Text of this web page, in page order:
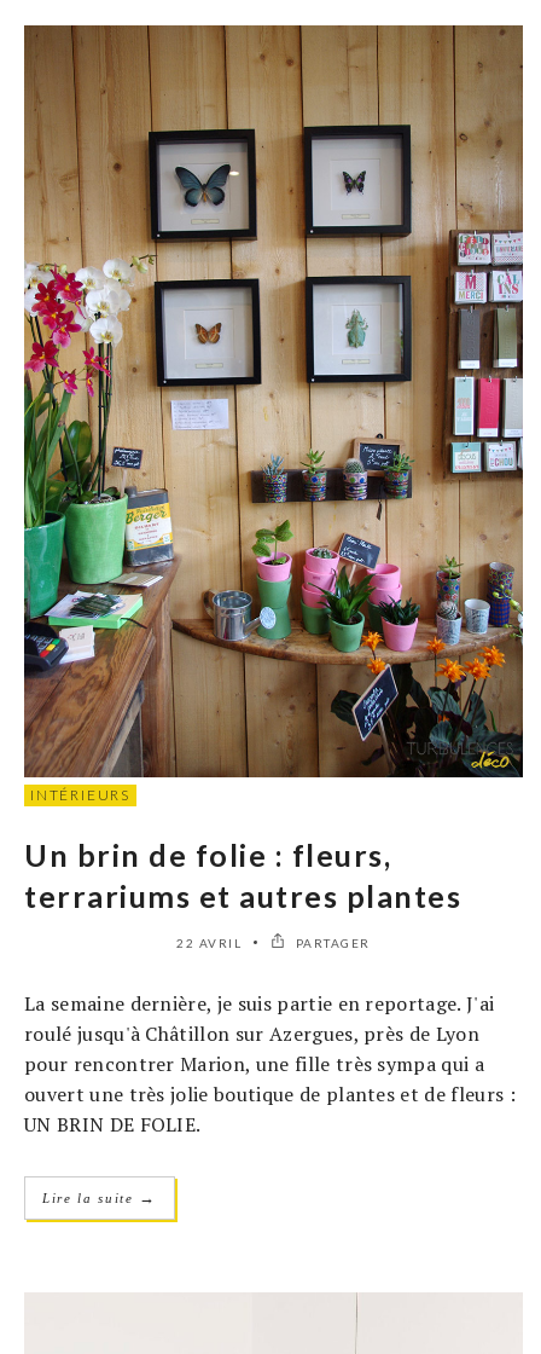
INTÉRIEURS
Un brin de folie : fleurs,
terrariums et autres plantes
22 AVRIL PARTAGER
La semaine dernière, je suis partie en reportage. J'ai
roulé jusqu'à Châtillon sur Azergues, près de Lyon
pour rencontrer Marion, une fille très sympa qui a
ouvert une très jolie boutique de plantes et de fleurs :
UN BRIN DE FOLIE.
Lire la suite →